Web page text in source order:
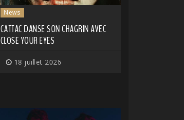
News
CATTAC DANSE SON CHAGRIN AVEC
CLOSE YOUR EYES
18 juillet 2026